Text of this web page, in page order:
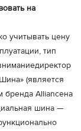
на
учитывать цену
тип
(является
Alliаnceна
шина —